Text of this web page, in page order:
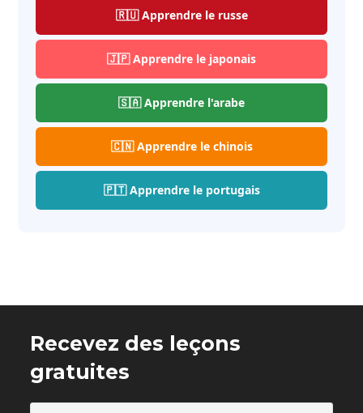
🇷🇺 Apprendre le russe
🇯🇵 Apprendre le japonais
🇸🇦 Apprendre l'arabe
🇨🇳 Apprendre le chinois
🇵🇹 Apprendre le portugais
Recevez des leçons
gratuites